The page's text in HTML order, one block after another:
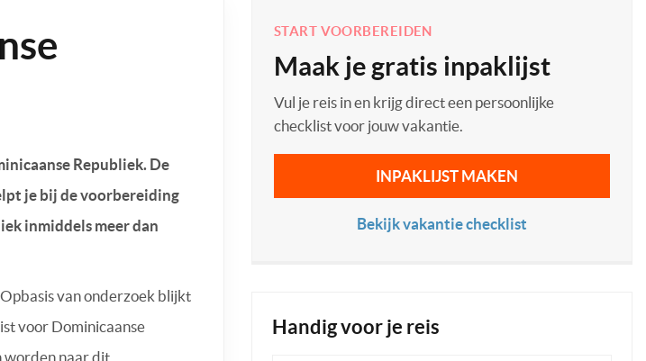
Republiek. De
je bij de voorbereiding
inmiddels meer dan
van onderzoek blijkt
voor Dominicaanse
worden naar dit
START VOORBEREIDEN
Maak je gratis inpaklijst
Vul je reis in en krijg direct een persoonlijke
checklist voor jouw vakantie.
INPAKLIJST MAKEN
Bekijk vakantie checklist
Handig voor je reis